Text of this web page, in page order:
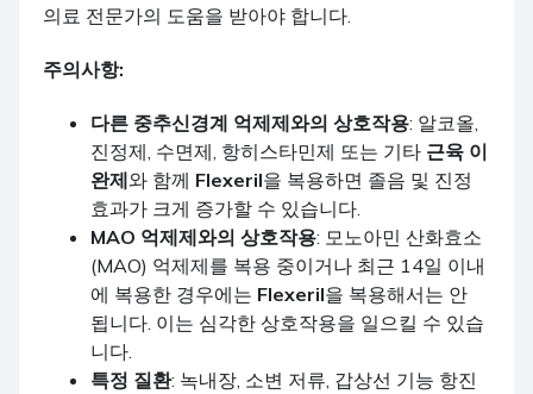
의료 전문가의 도움을 받아야 합니다.
주의사항:
다른 중추신경계 억제제와의 상호작용: 알코올,
진정제, 수면제, 항히스타민제 또는 기타 근육 이
완제와 함께 Flexeril을 복용하면 졸음 및 진정
효과가 크게 증가할 수 있습니다.
MAO 억제제와의 상호작용: 모노아민 산화효소
(MAO) 억제제를 복용 중이거나 최근 14일 이내
에 복용한 경우에는 Flexeril을 복용해서는 안
됩니다. 이는 심각한 상호작용을 일으킬 수 있습
니다.
특정 질환: 녹내장, 소변 저류, 갑상선 기능 항진